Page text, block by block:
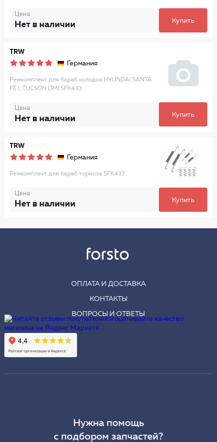
Цена
Нет в наличии Купить
TRW
Германия
Ремкомплект для бараб колодок HYUNDAI SANTA
FE I, TUCSON (JM) SFK433
Цена
Нет в наличии Купить
TRW
Германия
Ремкомплект для бараб тормоза SFK437
Цена
Нет в наличии Купить
ОПЛАТА И ДОСТАВКА
КОНТАКТЫ
ВОПРОСЫ И ОТВЕТЫ
Нужна помощь
с подбором запчастей?